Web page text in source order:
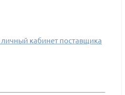
кабинет поставщика